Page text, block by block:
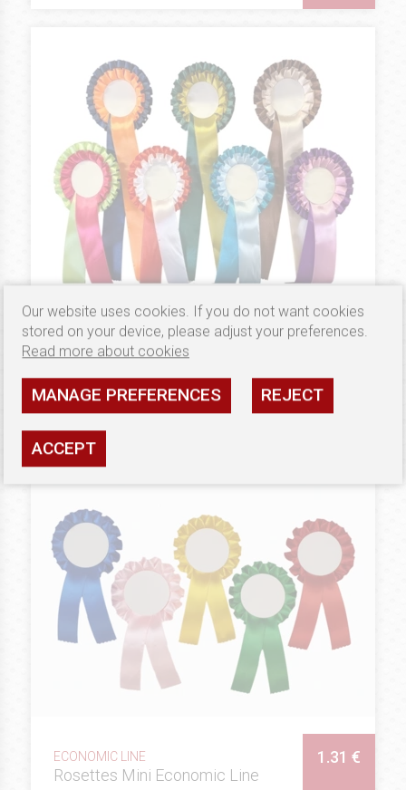
ECONOMIC LINE
Rosettes Double Economic Line
1.79 €
Availability: high
SEE
ECONOMIC LINE
Rosettes Mini Economic Line
1.31 €
Our website uses cookies. If you do not want cookies
stored on your device, please adjust your preferences.
Read more about cookies
MANAGE PREFERENCES REJECT
ACCEPT